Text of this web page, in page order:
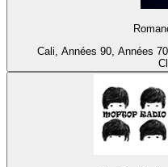
Cali, Années 90, Années